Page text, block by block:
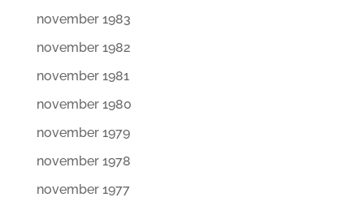
november 1983
november 1982
november 1981
november 1980
november 1979
november 1978
november 1977